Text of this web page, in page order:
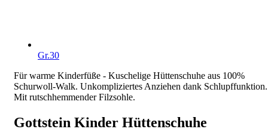
Gr.30
Für warme Kinderfüße - Kuschelige Hüttenschuhe aus 100%
Schurwoll-Walk. Unkompliziertes Anziehen dank Schlupffunktion.
Mit rutschhemmender Filzsohle.
Gottstein Kinder Hüttenschuhe